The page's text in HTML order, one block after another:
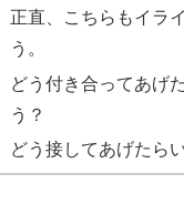
正直、こちらもイラ
う。
どう付き合ってあげ
う？
どう接してあげたら